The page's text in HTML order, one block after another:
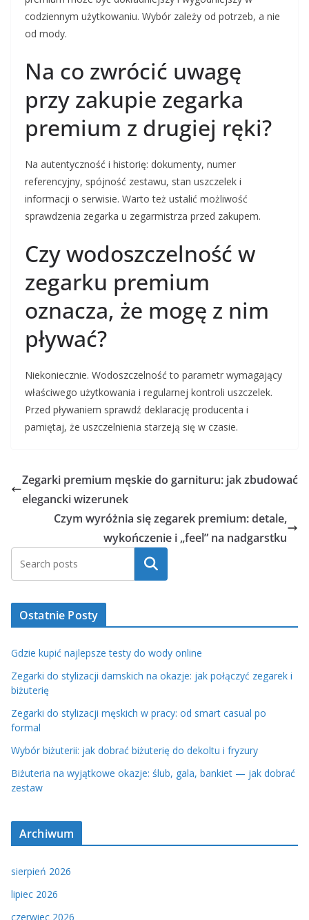
codziennym użytkowaniu. Wybór zależy od potrzeb, a nie
od mody.
Na co zwrócić uwagę
przy zakupie zegarka
premium z drugiej ręki?
Na autentyczność i historię: dokumenty, numer
referencyjny, spójność zestawu, stan uszczelek i
informacji o serwisie. Warto też ustalić możliwość
sprawdzenia zegarka u zegarmistrza przed zakupem.
Czy wodoszczelność w
zegarku premium
oznacza, że mogę z nim
pływać?
Niekoniecznie. Wodoszczelność to parametr wymagający
właściwego użytkowania i regularnej kontroli uszczelek.
Przed pływaniem sprawdź deklarację producenta i
pamiętaj, że uszczelnienia starzeją się w czasie.
Zegarki premium męskie do garnituru: jak zbudować
elegancki wizerunek
Czym wyróżnia się zegarek premium: detale,
wykończenie i „feel” na nadgarstku
Szukaj
Ostatnie Posty
Gdzie kupić najlepsze testy do wody online
Zegarki do stylizacji damskich na okazje: jak połączyć zegarek i
biżuterię
Zegarki do stylizacji męskich w pracy: od smart casual po
formal
Wybór biżuterii: jak dobrać biżuterię do dekoltu i fryzury
Biżuteria na wyjątkowe okazje: ślub, gala, bankiet — jak dobrać
zestaw
Archiwum
sierpień 2026
lipiec 2026
czerwiec 2026